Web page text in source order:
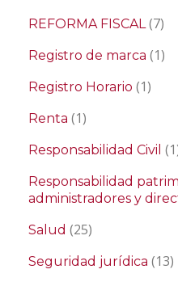
REFORMA FISCAL (7)
Registro de marca (1)
Registro Horario (1)
Renta (1)
Responsabilidad Civil
Responsabilidad
administradores y
Salud (25)
Seguridad jurídica (13)